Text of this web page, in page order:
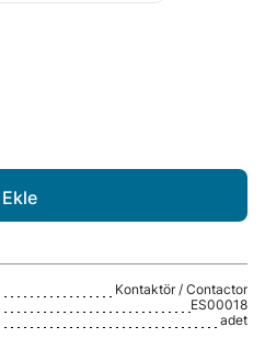
Kontaktör / Contactor
ES00018
adet